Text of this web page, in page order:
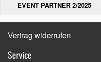
EVENT PARTNER 2/2025
Vertrag widerrufen
Service